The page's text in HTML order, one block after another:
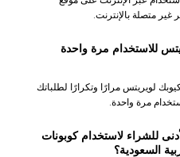
متصلة بالإنترنت.
للاستخدام مرة واحدة
لويريتس مرارًا وتكرارًا لطلباتك
مرة واحدة.
للشراء لاستخدام كوبونات
السعودية؟